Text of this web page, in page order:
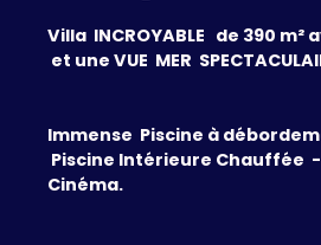
Villa INCROYABLE de 390 m²
et une VUE MER
Immense Piscine à
Piscine Intérieure Chauffée
Cinéma.